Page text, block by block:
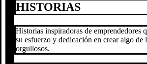
HISTORIAS
Historias inspiradoras de emprendedores
su esfuerzo y dedicación en crear algo de
orgullosos.